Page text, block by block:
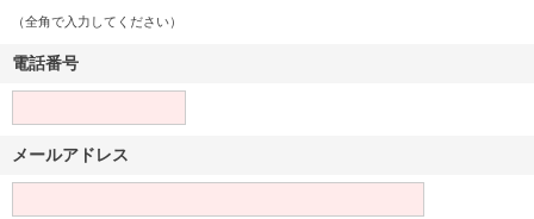
（全角で入力してください）
電話番号
メールアドレス